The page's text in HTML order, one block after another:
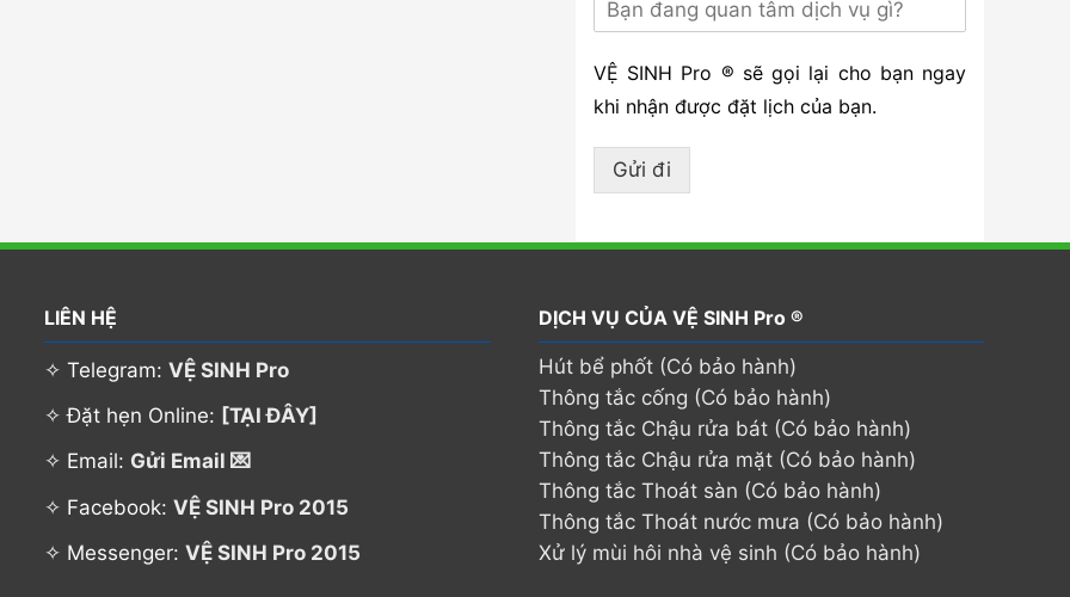
VỆ SINH Pro ® sẽ gọi lại cho bạn ngay
khi nhận được đặt lịch của bạn.
Gửi đi
LIÊN HỆ
✧ Telegram:VỆ SINH Pro
✧ Đặt hẹn Online: [TẠI ĐÂY]
✧ Email: Gửi Email 💌
✧ Facebook:VỆ SINH Pro 2015
✧ Messenger:VỆ SINH Pro 2015
DỊCH VỤ CỦA VỆ SINH Pro ®
Hút bể phốt (Có bảo hành)
Thông tắc cống (Có bảo hành)
Thông tắc Chậu rửa bát (Có bảo hành)
Thông tắc Chậu rửa mặt (Có bảo hành)
Thông tắc Thoát sàn (Có bảo hành)
Thông tắc Thoát nước mưa (Có bảo hành)
Xử lý mùi hôi nhà vệ sinh (Có bảo hành)